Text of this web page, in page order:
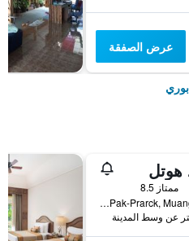
عرض الصفقة
هوتل
ممتاز 8.5
168/18 Moo 3, Pak-Prarck, Muang, كانشانابوري, تايلاند